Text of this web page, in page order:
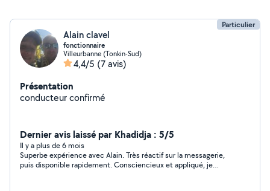
Particulier
Alain clavel
fonctionnaire
Villeurbanne (Tonkin-Sud)
4,4/5 (7 avis)
Présentation
conducteur confirmé
Dernier avis laissé par Khadidja : 5/5
Il y a plus de 6 mois
Superbe expérience avec Alain. Très réactif sur la messagerie,
puis disponible rapidement. Consciencieux et appliqué, je